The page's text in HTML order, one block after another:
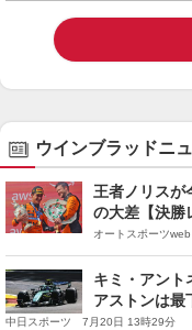
ウインブラッドニ
王者ノリスが
の大差【決勝
オートスポーツ
キミ・アント
アストンは最
中日スポーツ 7月20日 13時29分